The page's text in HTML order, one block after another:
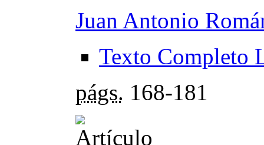
Juan Antonio
Texto Completo
págs. 168-181